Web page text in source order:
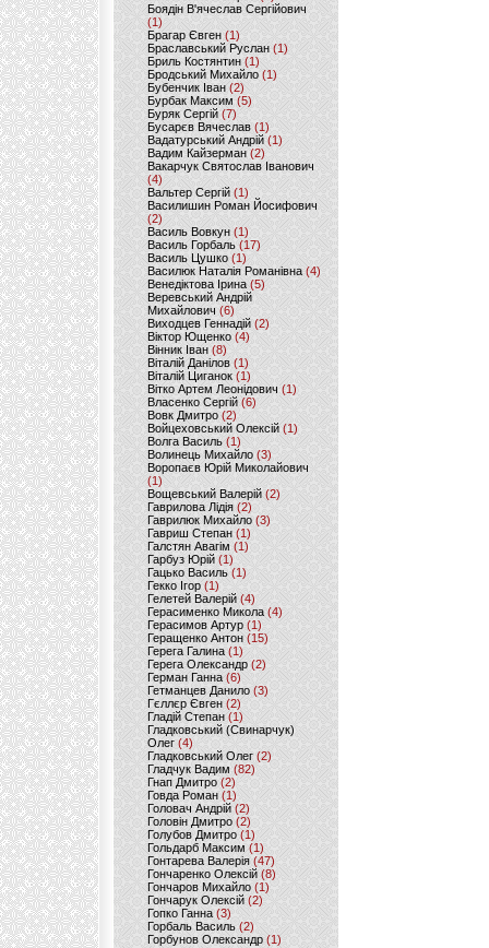
Боядін В'ячеслав Сергійович
(1)
Брагар Євген (1)
Браславський Руслан (1)
Бриль Костянтин (1)
Бродський Михайло (1)
Бубенчик Іван(2)
Бурбак Максим (5)
Буряк Сергій (7)
Бусарєв Вячеслав (1)
Вадатурський Андрій (1)
Вадим Кайзерман (2)
Вакарчук Святослав Іванович
(4)
Вальтер Сергій (1)
Василишин Роман Йосифович
(2)
Василь Вовкун (1)
Василь Горбаль (17)
Василь Цушко (1)
Василюк Наталія Романівна (4)
Венедіктова Ірина(5)
Веревський Андрій
Михайлович (6)
Виходцев Геннадій (2)
Віктор Ющенко (4)
Вінник Іван (8)
Віталій Данілов (1)
Віталій Циганок (1)
Вітко Артем Леонідович(1)
Власенко Сергій (6)
Вовк Дмитро(2)
Войцеховський Олексій(1)
Волга Василь (1)
Волинець Михайло (3)
Воропаєв Юрій Миколайович
(1)
Вощевський Валерій(2)
Гаврилова Лідія (2)
Гаврилюк Михайло (3)
Гавриш Степан (1)
Галстян Авагім (1)
Гарбуз Юрій (1)
Гацько Василь (1)
Гекко Ігор(1)
Гелетей Валерій (4)
Герасименко Микола (4)
Герасимов Артур (1)
Геращенко Антон(15)
Герега Галина (1)
Герега Олександр (2)
Герман Ганна (6)
Гетманцев Данило (3)
Гєллєр Євген (2)
Гладій Степан(1)
Гладковський (Свинарчук)
Олег (4)
Гладковський Олег (2)
Гладчук Вадим (82)
Гнап Дмитро (2)
Говда Роман(1)
Головач Андрій (2)
Головін Дмитро (2)
Голубов Дмитро (1)
Гольдарб Максим(1)
Гонтарева Валерія (47)
Гончаренко Олексій(8)
Гончаров Михайло (1)
Гончарук Олексій (2)
Гопко Ганна (3)
Горбаль Василь (2)
Горбунов Олександр (1)